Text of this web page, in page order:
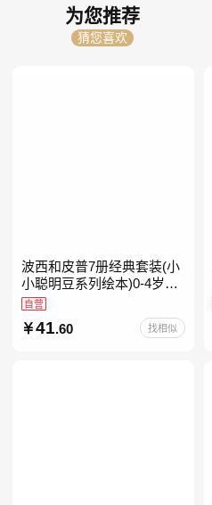
为您推荐
猜您喜欢
波西和皮普7册经典套装(小
小聪明豆系列绘本)0-4岁低
幼启蒙情绪管理习惯养成绘
本，引导宝宝认识接纳情绪
培养好品质，发现快
自营
41 .60 找相似